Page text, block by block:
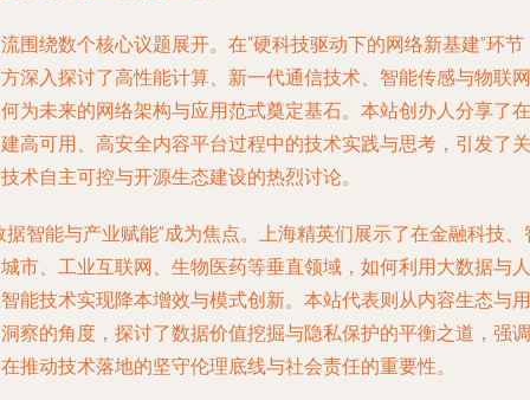
围绕数个核心议题展开。在“硬科技驱动下的网络新基建”环节
深入探讨了高性能计算、新一代通信技术、智能传感与物联网
为未来的网络架构与应用范式奠定基石。本站创办人分享了在
高可用、高安全内容平台过程中的技术实践与思考，引发了关
术自主可控与开源生态建设的热烈讨论。
据智能与产业赋能”成为焦点。上海精英们展示了在金融科技、
市、工业互联网、生物医药等垂直领域，如何利用大数据与人
能技术实现降本增效与模式创新。本站代表则从内容生态与用
察的角度，探讨了数据价值挖掘与隐私保护的平衡之道，强调
推动技术落地的坚守伦理底线与社会责任的重要性。